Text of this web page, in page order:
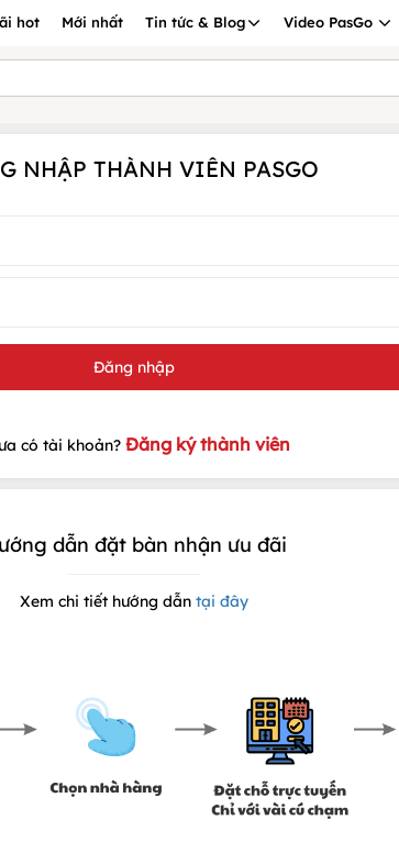
hot Mới nhất Tin tức & Blog Video PasGo
NHẬP THÀNH VIÊN PASGO
có tài khoản? Đăng ký thành viên
dẫn đặt bàn nhận ưu đãi
Xem chi tiết hướng dẫn tại đây